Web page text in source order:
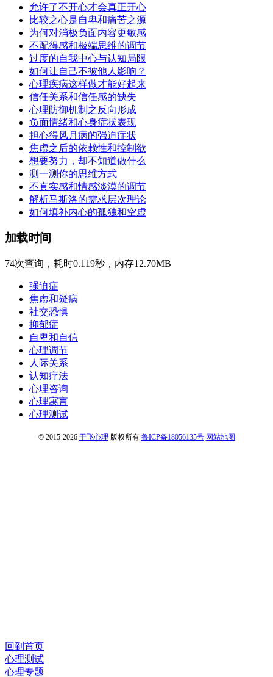
允许了不开心才会真正开心
比较之心是自卑和痛苦之源
为何对消极负面内容更敏感
不配得感和极端思维的调节
过度的自我中心与认知局限
如何让自己不被他人影响？
心理疾病这样做才能好起来
信任关系和信任感的缺失
心理防御机制之反向形成
负面情绪和心身症状表现
担心得风月病的强迫症状
焦虑之后的依赖性和控制欲
想要努力，却不知道做什么
测一测你的思维方式
不真实感和情感淡漠的调节
解析马斯洛的需求层次理论
如何填补内心的孤独和空虚
加载时间
74次查询，耗时0.119秒，内存12.70MB
强迫症
焦虑和疑病
社交恐惧
抑郁症
自卑和自信
心理调节
人际关系
认知疗法
心理咨询
心理寓言
心理测试
© 2015-2026 于飞心理 版权所有 鲁ICP备18056135号 网站地图
回到首页
心理测试
心理专题